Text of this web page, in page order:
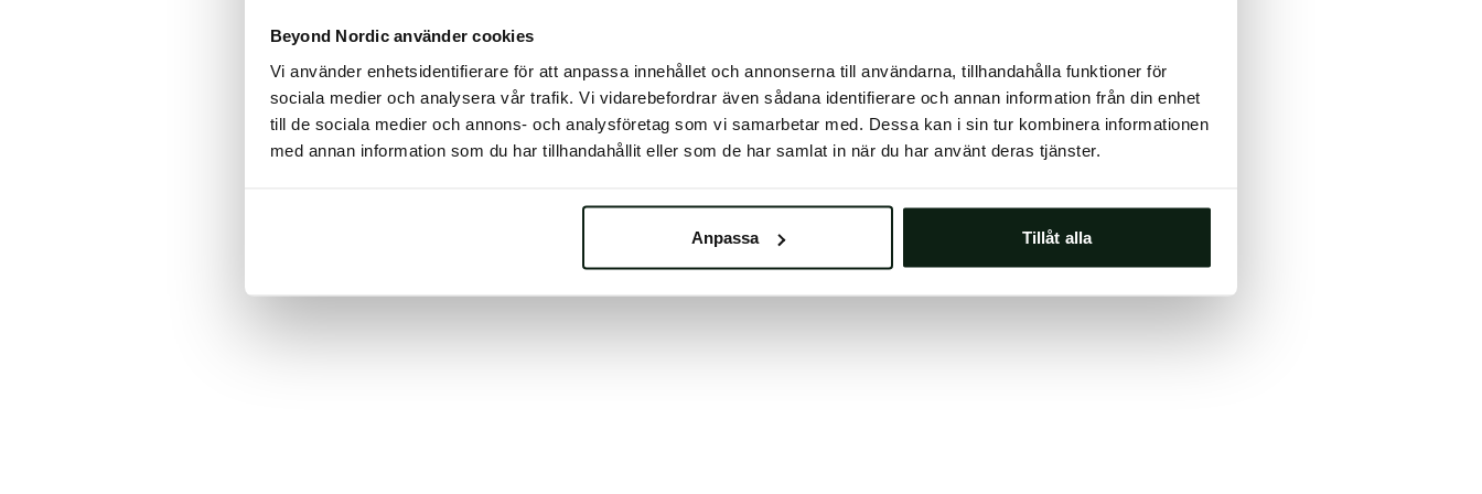
Beyond Nordic använder cookies
Vi använder enhetsidentifierare för att anpassa innehållet och annonserna till användarna, tillhandahålla funktioner för
sociala medier och analysera vår trafik. Vi vidarebefordrar även sådana identifierare och annan information från din enhet
till de sociala medier och annons- och analysföretag som vi samarbetar med. Dessa kan i sin tur kombinera informationen
med annan information som du har tillhandahållit eller som de har samlat in när du har använt deras tjänster.
Anpassa Tillåt alla
try waiting a moment or reopening your browser.
Clearing your browser cache may also help in some cases.
We apologize for the inconvenience.